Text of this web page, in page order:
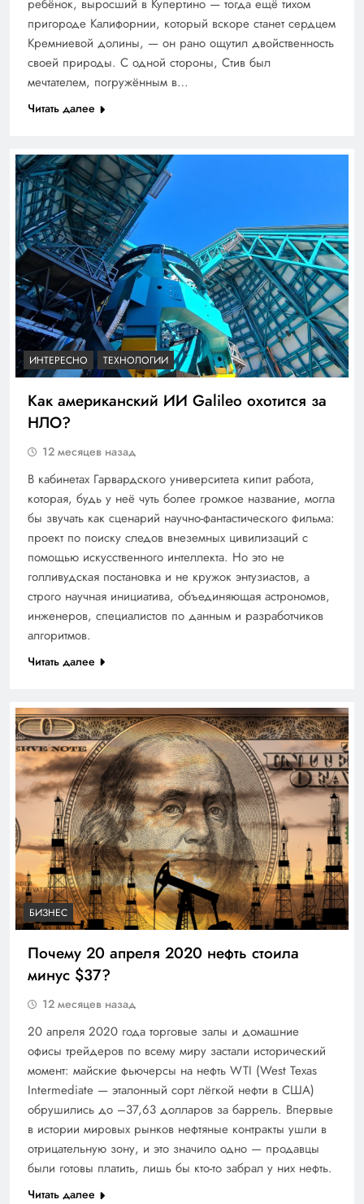
ребёнок, выросший в Купертино — тогда ещё тихом
пригороде Калифорнии, который вскоре станет сердцем
Кремниевой долины, — он рано ощутил двойственность
своей природы. С одной стороны, Стив был
мечтателем, погружённым в…
Читать далее
ИНТЕРЕСНО ТЕХНОЛОГИИ
Как американский ИИ Galileo охотится за
НЛО?
12 месяцев назад
В кабинетах Гарвардского университета кипит работа,
которая, будь у неё чуть более громкое название, могла
бы звучать как сценарий научно-фантастического фильма:
проект по поиску следов внеземных цивилизаций с
помощью искусственного интеллекта. Но это не
голливудская постановка и не кружок энтузиастов, а
строго научная инициатива, объединяющая астрономов,
инженеров, специалистов по данным и разработчиков
алгоритмов.
Читать далее
БИЗНЕС
Почему 20 апреля 2020 нефть стоила
минус $37?
12 месяцев назад
20 апреля 2020 года торговые залы и домашние
офисы трейдеров по всему миру застали исторический
момент: майские фьючерсы на нефть WTI (West Texas
Intermediate — эталонный сорт лёгкой нефти в США)
обрушились до –37,63 долларов за баррель. Впервые
в истории мировых рынков нефтяные контракты ушли в
отрицательную зону, и это значило одно — продавцы
были готовы платить, лишь бы кто-то забрал у них нефть.
Читать далее